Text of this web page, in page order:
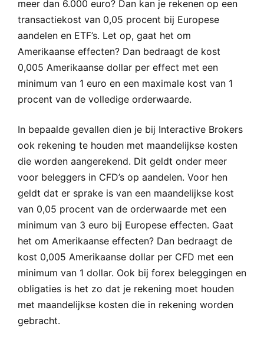
meer dan 6.000 euro? Dan kan je rekenen op een
transactiekost van 0,05 procent bij Europese
aandelen en ETF’s. Let op, gaat het om
Amerikaanse effecten? Dan bedraagt de kost
0,005 Amerikaanse dollar per effect met een
minimum van 1 euro en een maximale kost van 1
procent van de volledige orderwaarde.
In bepaalde gevallen dien je bij Interactive Brokers
ook rekening te houden met maandelijkse kosten
die worden aangerekend. Dit geldt onder meer
voor beleggers in CFD’s op aandelen. Voor hen
geldt dat er sprake is van een maandelijkse kost
van 0,05 procent van de orderwaarde met een
minimum van 3 euro bij Europese effecten. Gaat
het om Amerikaanse effecten? Dan bedraagt de
kost 0,005 Amerikaanse dollar per CFD met een
minimum van 1 dollar. Ook bij forex beleggingen en
obligaties is het zo dat je rekening moet houden
met maandelijkse kosten die in rekening worden
gebracht.